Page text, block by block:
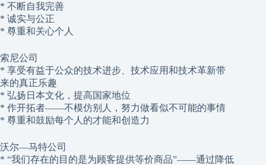
* 不断自我完善
* 诚实与公正
* 尊重和关心个人
索尼公司
* 享受有益于公众的技术进步、技术应用和技术革新带
来的真正乐趣
* 弘扬日本文化，提高国家地位
* 作开拓者——不模仿别人，努力做看似不可能的事情
* 尊重和鼓励每个人的才能和创造力
沃尔—马特公司
* “我们存在的目的是为顾客提供等价商品”——通过降低